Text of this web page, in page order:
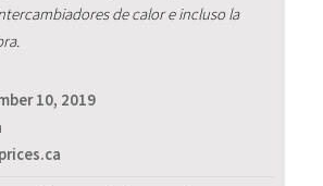
de calor e incluso la
10, 2019